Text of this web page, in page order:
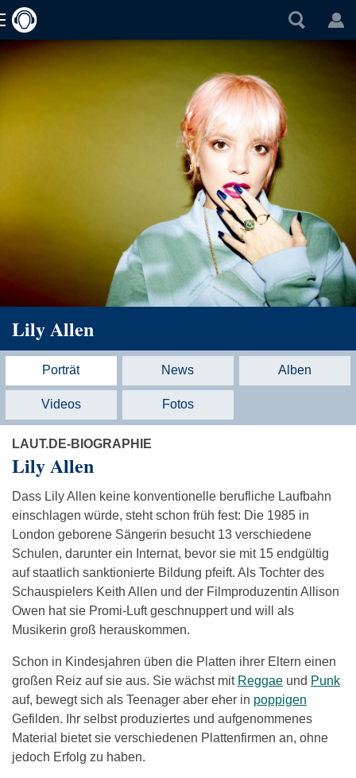
Lily Allen
Porträt News Alben
Videos Fotos
LAUT.DE-BIOGRAPHIE
Lily Allen
Dass Lily Allen keine konventionelle berufliche Laufbahn
einschlagen würde, steht schon früh fest: Die 1985 in
London geborene Sängerin besucht 13 verschiedene
Schulen, darunter ein Internat, bevor sie mit 15 endgültig
auf staatlich sanktionierte Bildung pfeift. Als Tochter des
Schauspielers Keith Allen und der Filmproduzentin Allison
Owen hat sie Promi-Luft geschnuppert und will als
Musikerin groß herauskommen.
Schon in Kindesjahren üben die Platten ihrer Eltern einen
großen Reiz auf sie aus. Sie wächst mit Reggae und Punk
auf, bewegt sich als Teenager aber eher in poppigen
Gefilden. Ihr selbst produziertes und aufgenommenes
Material bietet sie verschiedenen Plattenfirmen an, ohne
jedoch Erfolg zu haben.